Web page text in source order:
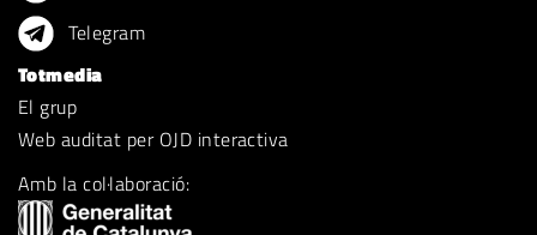
Telegram
Totmedia
El grup
Web auditat per OJD interactiva
Amb la col·laboració: